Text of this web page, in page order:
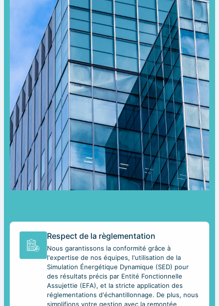
Respect de la règlementation
Nous garantissons la conformité grâce à
l'expertise de nos équipes, l'utilisation de la
Simulation Énergétique Dynamique (SED) pour
des résultats précis par Entité Fonctionnelle
Assujettie (EFA), et la stricte application des
réglementations d'échantillonnage. De plus, nous
simplifions votre gestion avec la remontée